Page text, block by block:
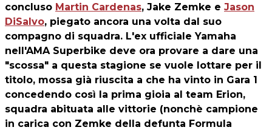
concluso Martin Cardenas, Jake Zemke e Jason
DiSalvo, piegato ancora una volta dal suo
compagno di squadra. L'ex ufficiale Yamaha
nell'AMA Superbike deve ora provare a dare una
"scossa" a questa stagione se vuole lottare per il
titolo, mossa già riuscita a che ha vinto in Gara 1
concedendo così la prima gioia al team Erion,
squadra abituata alle vittorie (nonchè campione
in carica con Zemke della defunta Formula